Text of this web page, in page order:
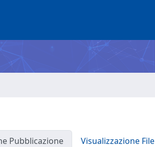
Pubblicazione Visualizzazione File